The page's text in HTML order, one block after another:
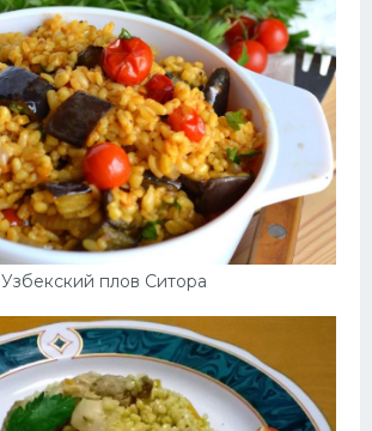
Узбекский плов Ситора